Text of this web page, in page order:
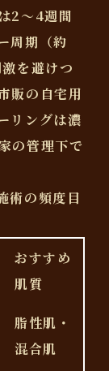
2〜4週間
周期（約
を避けつ
販の自宅用
リングは濃
の管理下で
術の頻度目
おすすめ
肌質
脂性肌・
混合肌